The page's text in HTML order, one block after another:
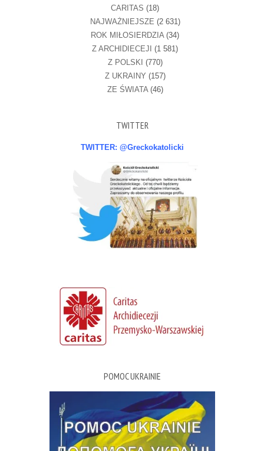
CARITAS (18)
NAJWAŻNIEJSZE (2 631)
ROK MIŁOSIERDZIA(34)
Z ARCHIDIECEJI (1 581)
Z POLSKI (770)
Z UKRAINY (157)
ZE ŚWIATA(46)
TWITTER
TWITTER: @Greckokatolicki
POMOC UKRAINIE